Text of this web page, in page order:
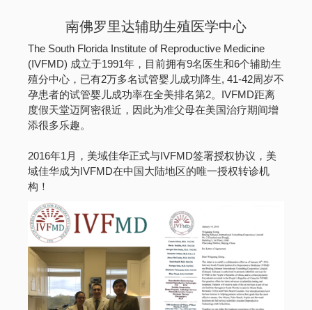
南佛罗里达辅助生殖医学中心
The South Florida Institute of Reproductive Medicine
(IVFMD) 成立于1991年，目前拥有9名医生和6个辅助生
殖分中心，已有2万多名试管婴儿成功降生, 41-42周岁不
孕患者的试管婴儿成功率在全美排名第2。IVFMD距离
度假天堂迈阿密很近，因此为准父母在美国治疗期间增
添很多乐趣。
2016年1月，美域佳华正式与IVFMD签署授权协议，美
域佳华成为IVFMD在中国大陆地区的唯一授权转诊机
构！